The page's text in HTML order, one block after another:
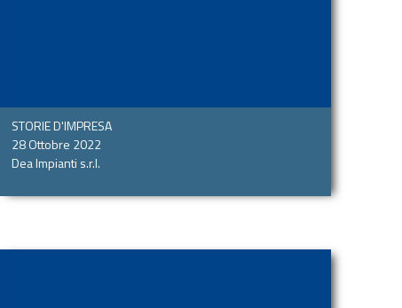
STORIE D'IMPRESA
28 Ottobre 2022
Dea Impianti s.r.l.